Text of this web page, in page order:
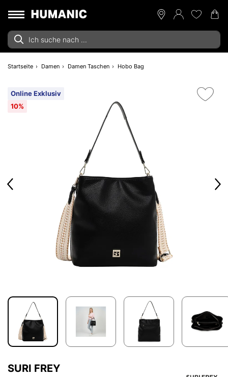
Startseite Damen Damen Taschen Hobo Bag
Online Exklusiv
10%
SURI FREY